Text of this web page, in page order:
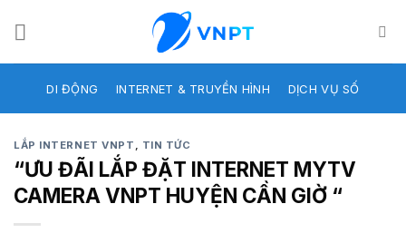
DI ĐỘNG INTERNET & TRUYỀN HÌNH DỊCH VỤ SỐ
LẮP INTERNET VNPT , TIN TỨC
“ƯU ĐÃI LẮP ĐẶT INTERNET MYTV
CAMERA VNPT HUYỆN CẦN GIỜ “